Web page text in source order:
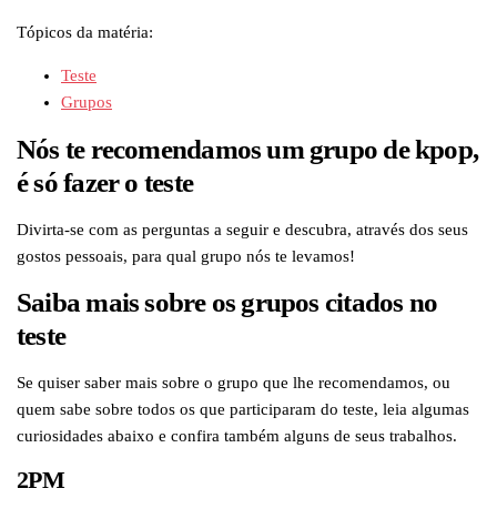
Tópicos da matéria:
Teste
Grupos
Nós te recomendamos um grupo de kpop,
é só fazer o teste
Divirta-se com as perguntas a seguir e descubra, através dos seus
gostos pessoais, para qual grupo nós te levamos!
Saiba mais sobre os grupos citados no
teste
Se quiser saber mais sobre o grupo que lhe recomendamos, ou
quem sabe sobre todos os que participaram do teste, leia algumas
curiosidades abaixo e confira também alguns de seus trabalhos.
2PM